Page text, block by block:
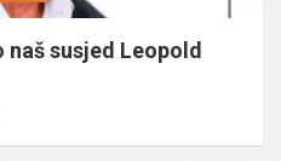
naš susjed Leopold